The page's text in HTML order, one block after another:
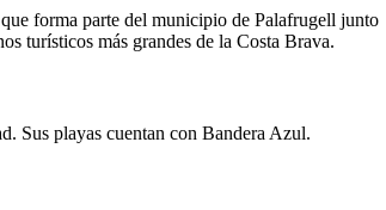
forma parte del municipio de Palafrugell junto
turísticos más grandes de la Costa Brava.
Sus playas cuentan con Bandera Azul.